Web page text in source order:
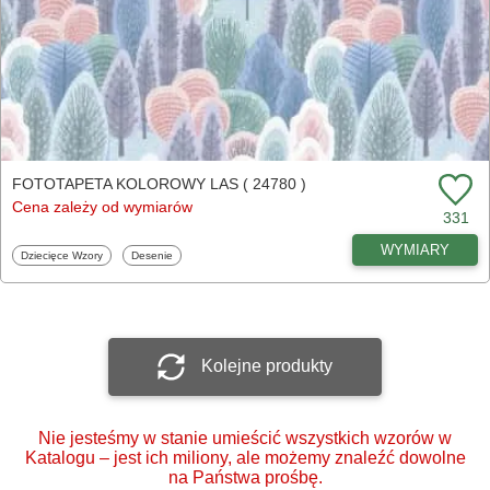
FOTOTAPETA KOLOROWY LAS ( 24780 )
Cena zależy od wymiarów
331
Fototapety
Dziecięce Wzory Fototapety
Desenie WYMIARY
Kolejne produkty
Nie jesteśmy w stanie umieścić wszystkich wzorów w
Katalogu – jest ich miliony, ale możemy znaleźć dowolne
na Państwa prośbę.